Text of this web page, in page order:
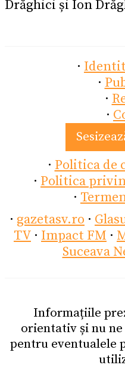
Drăghici și Ion
·
·
·
·
· Politica de
· Politica
·
· gazetasv.ro ·
TV · Impact FM ·
Suceava
Informațiile
orientativ și nu
pentru eventualele